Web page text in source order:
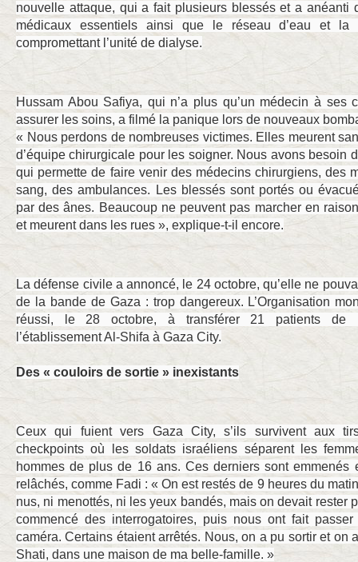
nouvelle attaque, qui a fait plusieurs blessés et a anéanti
médicaux essentiels ainsi que le réseau d’eau et la
compromettant l’unité de dialyse.
Hussam Abou Safiya, qui n’a plus qu’un médecin à ses
assurer les soins, a filmé la panique lors de nouveaux
« Nous perdons de nombreuses victimes. Elles meurent
d’équipe chirurgicale pour les soigner. Nous avons besoin
qui permette de faire venir des médecins chirurgiens, des
sang, des ambulances. Les blessés sont portés ou
par des ânes. Beaucoup ne peuvent pas marcher en
et meurent dans les rues », explique-t-il encore.
La défense civile a annoncé, le 24 octobre, qu’elle ne
de la bande de Gaza : trop dangereux. L’Organisation
réussi, le 28 octobre, à transférer 21 patients de
l’établissement Al-Shifa à Gaza City.
Des « couloirs de sortie » inexistants
Ceux qui fuient vers Gaza City, s’ils survivent aux
checkpoints où les soldats israéliens séparent les
hommes de plus de 16 ans. Ces derniers sont emmenés
relâchés, comme Fadi : « On est restés de 9 heures du
nus, ni menottés, ni les yeux bandés, mais on devait rester
commencé des interrogatoires, puis nous ont fait
caméra. Certains étaient arrêtés. Nous, on a pu sortir et on
Shati, dans une maison de ma belle-famille. »